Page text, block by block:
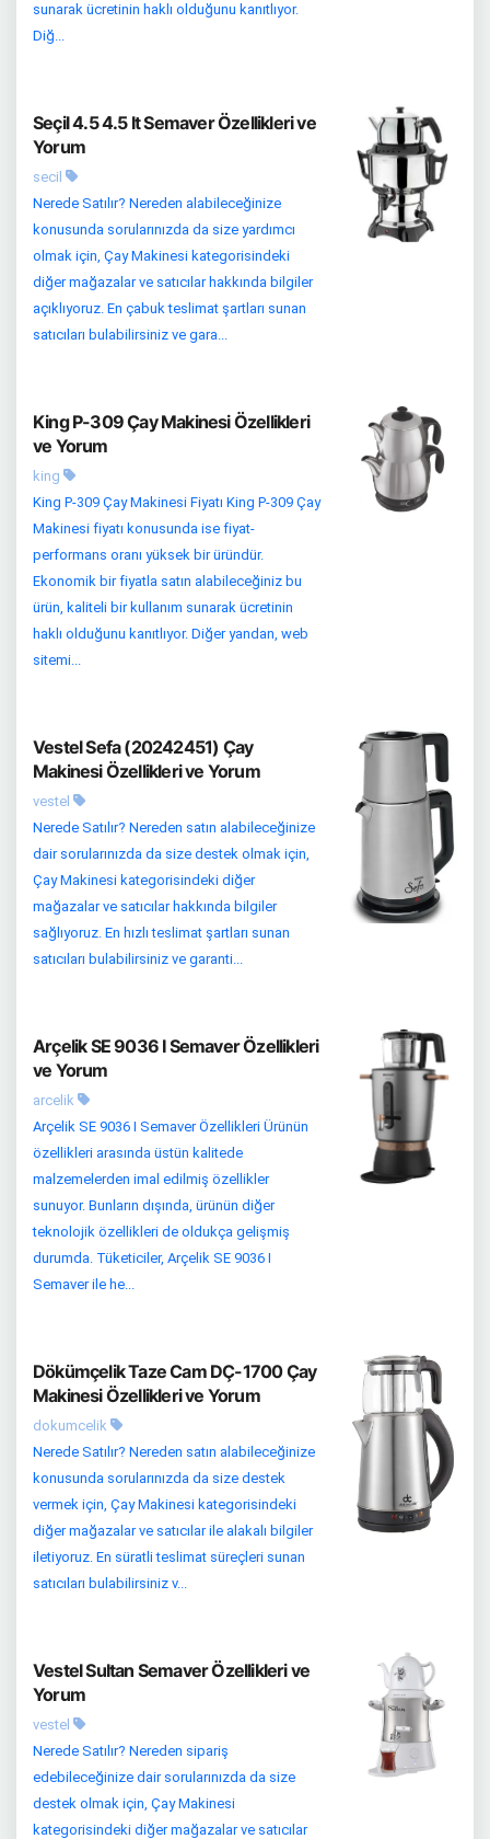
sunarak ücretinin haklı olduğunu kanıtlıyor.
Diğ...
Seçil 4.5 4.5 lt Semaver Özellikleri ve
Yorum
secil
Nerede Satılır? Nereden alabileceğinize
konusunda sorularınızda da size yardımcı
olmak için, Çay Makinesi kategorisindeki
diğer mağazalar ve satıcılar hakkında bilgiler
açıklıyoruz. En çabuk teslimat şartları sunan
satıcıları bulabilirsiniz ve gara...
King P-309 Çay Makinesi Özellikleri
ve Yorum
king
King P-309 Çay Makinesi Fiyatı King P-309 Çay
Makinesi fiyatı konusunda ise fiyat-
performans oranı yüksek bir üründür.
Ekonomik bir fiyatla satın alabileceğiniz bu
ürün, kaliteli bir kullanım sunarak ücretinin
haklı olduğunu kanıtlıyor. Diğer yandan, web
sitemi...
Vestel Sefa (20242451) Çay
Makinesi Özellikleri ve Yorum
vestel
Nerede Satılır? Nereden satın alabileceğinize
dair sorularınızda da size destek olmak için,
Çay Makinesi kategorisindeki diğer
mağazalar ve satıcılar hakkında bilgiler
sağlıyoruz. En hızlı teslimat şartları sunan
satıcıları bulabilirsiniz ve garanti...
Arçelik SE 9036 I Semaver Özellikleri
ve Yorum
arcelik
Arçelik SE 9036 I Semaver Özellikleri Ürünün
özellikleri arasında üstün kalitede
malzemelerden imal edilmiş özellikler
sunuyor. Bunların dışında, ürünün diğer
teknolojik özellikleri de oldukça gelişmiş
durumda. Tüketiciler, Arçelik SE 9036 I
Semaver ile he...
Dökümçelik Taze Cam DÇ-1700 Çay
Makinesi Özellikleri ve Yorum
dokumcelik
Nerede Satılır? Nereden satın alabileceğinize
konusunda sorularınızda da size destek
vermek için, Çay Makinesi kategorisindeki
diğer mağazalar ve satıcılar ile alakalı bilgiler
iletiyoruz. En süratli teslimat süreçleri sunan
satıcıları bulabilirsiniz v...
Vestel Sultan Semaver Özellikleri ve
Yorum
vestel
Nerede Satılır? Nereden sipariş
edebileceğinize dair sorularınızda da size
destek olmak için, Çay Makinesi
kategorisindeki diğer mağazalar ve satıcılar